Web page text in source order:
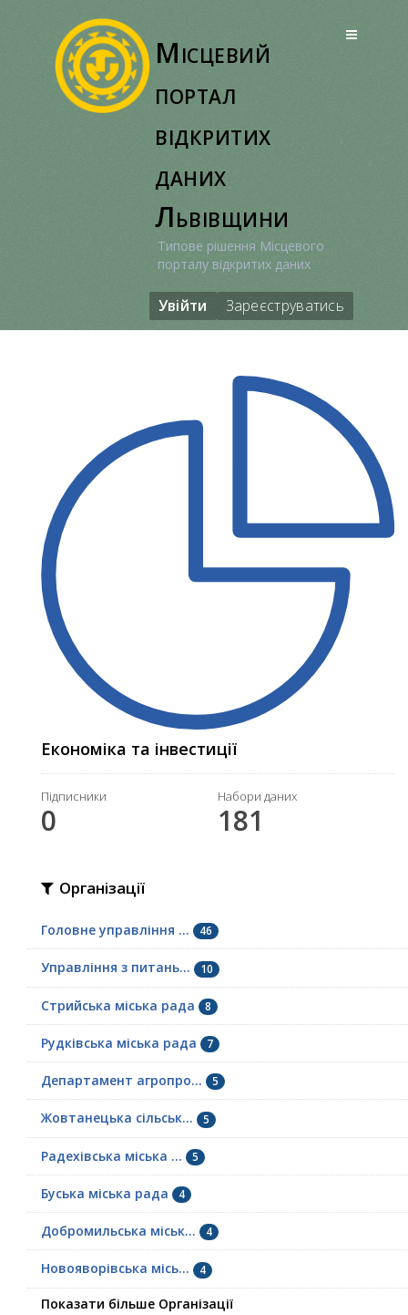
Місцевий
портал
відкритих
даних
Львівщини
Типове рішення Місцевого
порталу відкритих даних
Увійти Зареєструватись
Економіка та інвестиції
Підписники
0
Набори даних
181
Організації
Головне управління ... 46
Управління з питань... 10
Стрийська міська рада 8
Рудківська міська рада 7
Департамент агропро... 5
Жовтанецька сільськ... 5
Радехівська міська ... 5
Буська міська рада 4
Добромильська міськ... 4
Новояворівська місь... 4
Показати більше Організації